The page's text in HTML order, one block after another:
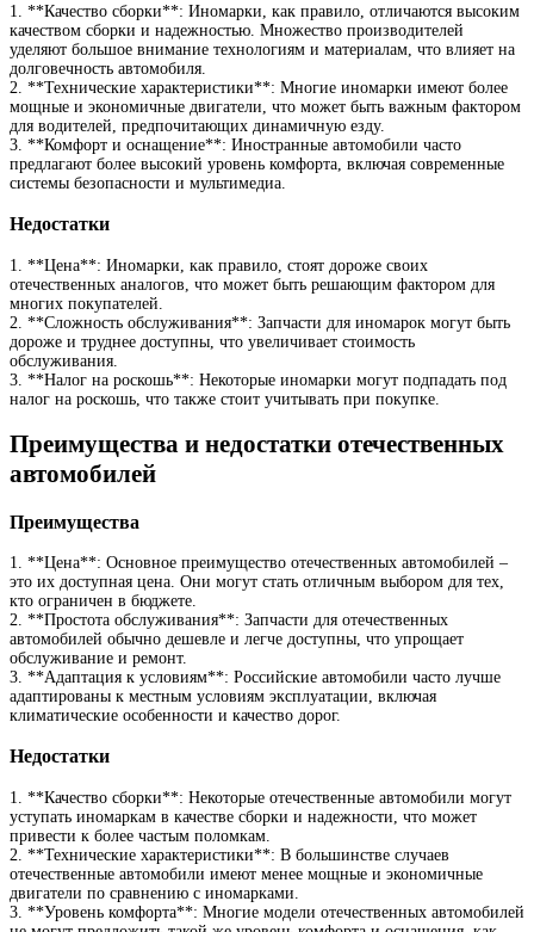
1. **Качество сборки**: Иномарки, как правило, отличаются высоким
качеством сборки и надежностью. Множество производителей
уделяют большое внимание технологиям и материалам, что влияет на
долговечность автомобиля.
2. **Технические характеристики**: Многие иномарки имеют более
мощные и экономичные двигатели, что может быть важным фактором
для водителей, предпочитающих динамичную езду.
3. **Комфорт и оснащение**: Иностранные автомобили часто
предлагают более высокий уровень комфорта, включая современные
системы безопасности и мультимедиа.
Недостатки
1. **Цена**: Иномарки, как правило, стоят дороже своих
отечественных аналогов, что может быть решающим фактором для
многих покупателей.
2. **Сложность обслуживания**: Запчасти для иномарок могут быть
дороже и труднее доступны, что увеличивает стоимость
обслуживания.
3. **Налог на роскошь**: Некоторые иномарки могут подпадать под
налог на роскошь, что также стоит учитывать при покупке.
Преимущества и недостатки отечественных
автомобилей
Преимущества
1. **Цена**: Основное преимущество отечественных автомобилей –
это их доступная цена. Они могут стать отличным выбором для тех,
кто ограничен в бюджете.
2. **Простота обслуживания**: Запчасти для отечественных
автомобилей обычно дешевле и легче доступны, что упрощает
обслуживание и ремонт.
3. **Адаптация к условиям**: Российские автомобили часто лучше
адаптированы к местным условиям эксплуатации, включая
климатические особенности и качество дорог.
Недостатки
1. **Качество сборки**: Некоторые отечественные автомобили могут
уступать иномаркам в качестве сборки и надежности, что может
привести к более частым поломкам.
2. **Технические характеристики**: В большинстве случаев
отечественные автомобили имеют менее мощные и экономичные
двигатели по сравнению с иномарками.
3. **Уровень комфорта**: Многие модели отечественных автомобилей